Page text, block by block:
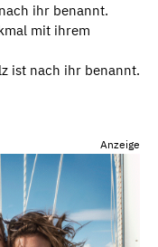
ihr benannt.
mit ihrem
ist nach ihr benannt.
Anzeige